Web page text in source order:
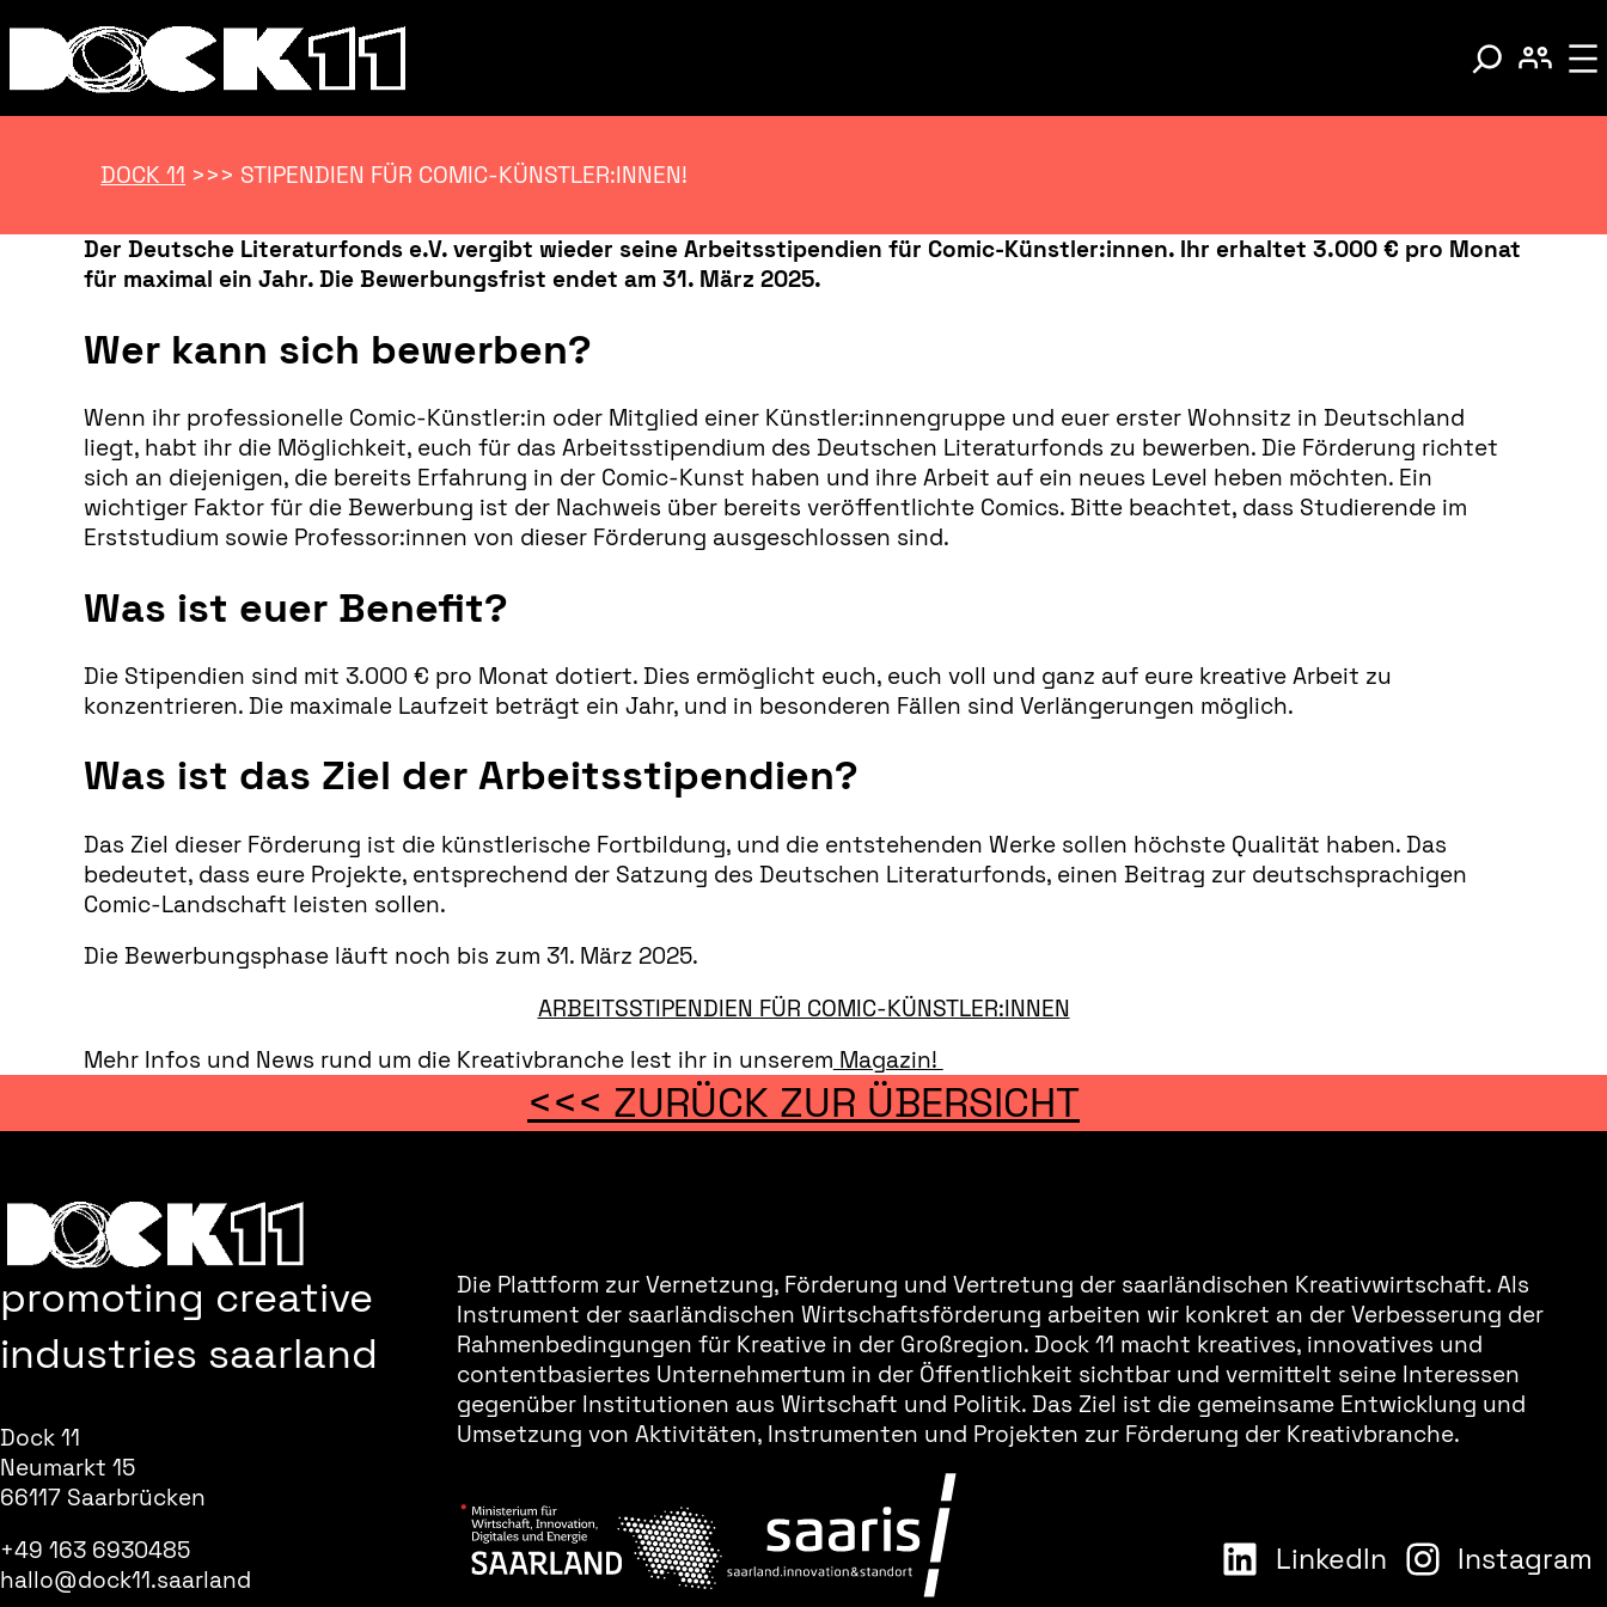
DOCK 11 >>> STIPENDIEN FÜR COMIC-KÜNSTLER:INNEN!
Der Deutsche Literaturfonds e.V. vergibt wieder seine Arbeitsstipendien für Comic-Künstler:innen. Ihr erhaltet 3.000 € pro Monat
für maximal ein Jahr. Die Bewerbungsfrist endet am 31. März 2025.
Wer kann sich bewerben?
Wenn ihr professionelle Comic-Künstler:in oder Mitglied einer Künstler:innengruppe und euer erster Wohnsitz in Deutschland
liegt, habt ihr die Möglichkeit, euch für das Arbeitsstipendium des Deutschen Literaturfonds zu bewerben. Die Förderung richtet
sich an diejenigen, die bereits Erfahrung in der Comic-Kunst haben und ihre Arbeit auf ein neues Level heben möchten. Ein
wichtiger Faktor für die Bewerbung ist der Nachweis über bereits veröffentlichte Comics. Bitte beachtet, dass Studierende im
Erststudium sowie Professor:innen von dieser Förderung ausgeschlossen sind.
Was ist euer Benefit?
Die Stipendien sind mit 3.000 € pro Monat dotiert. Dies ermöglicht euch, euch voll und ganz auf eure kreative Arbeit zu
konzentrieren. Die maximale Laufzeit beträgt ein Jahr, und in besonderen Fällen sind Verlängerungen möglich.
Was ist das Ziel der Arbeitsstipendien?
Das Ziel dieser Förderung ist die künstlerische Fortbildung, und die entstehenden Werke sollen höchste Qualität haben. Das
bedeutet, dass eure Projekte, entsprechend der Satzung des Deutschen Literaturfonds, einen Beitrag zur deutschsprachigen
Comic-Landschaft leisten sollen.
Die Bewerbungsphase läuft noch bis zum 31. März 2025.
ARBEITSSTIPENDIEN FÜR COMIC-KÜNSTLER:INNEN
Mehr Infos und News rund um die Kreativbranche lest ihr in unserem Magazin!
<<< ZURÜCK ZUR ÜBERSICHT
promoting creative
industries saarland
Dock 11
Neumarkt 15
66117 Saarbrücken
+49 163 6930485
hallo@dock11.saarland
Die Plattform zur Vernetzung, Förderung und Vertretung der saarländischen Kreativwirtschaft. Als
Instrument der saarländischen Wirtschaftsförderung arbeiten wir konkret an der Verbesserung der
Rahmenbedingungen für Kreative in der Großregion. Dock 11 macht kreatives, innovatives und
contentbasiertes Unternehmertum in der Öffentlichkeit sichtbar und vermittelt seine Interessen
gegenüber Institutionen aus Wirtschaft und Politik. Das Ziel ist die gemeinsame Entwicklung und
Umsetzung von Aktivitäten, Instrumenten und Projekten zur Förderung der Kreativbranche.
LinkedIn Instagram